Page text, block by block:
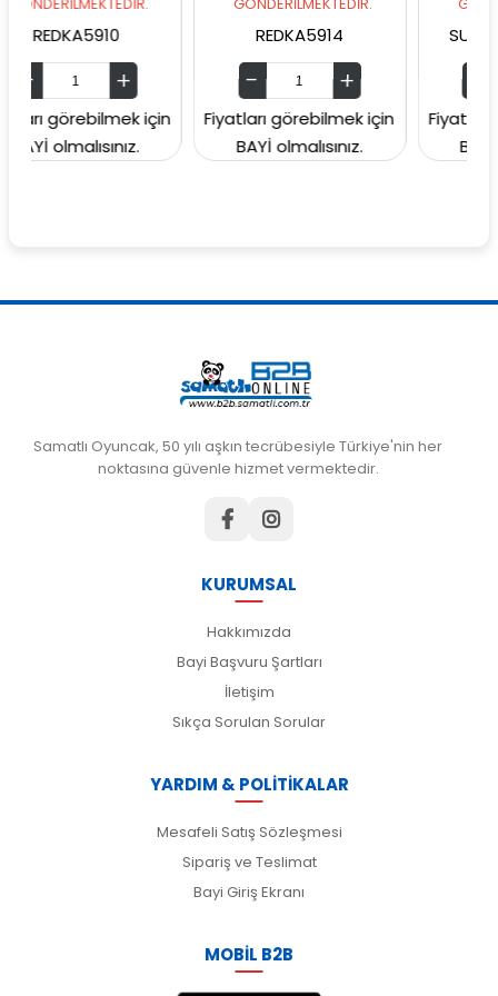
için
GÖNDERİLMEKTEDİR.
REDKA5914
Fiyatları görebilmek için
BAYİ olmalısınız.
Fiyatları
BAYİ
Samatlı Oyuncak, 50 yılı aşkın tecrübesiyle Türkiye'nin her
noktasına güvenle hizmet vermektedir.
KURUMSAL
Hakkımızda
Bayi Başvuru Şartları
İletişim
Sıkça Sorulan Sorular
YARDIM & POLİTİKALAR
Mesafeli Satış Sözleşmesi
Sipariş ve Teslimat
Bayi Giriş Ekranı
MOBİL B2B